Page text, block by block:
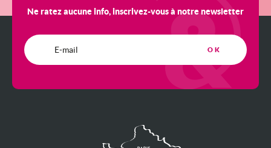
Ne ratez aucune info, inscrivez-vous à notre newsletter